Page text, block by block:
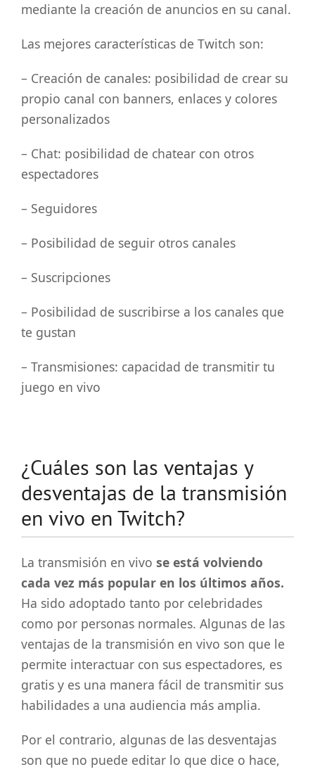
mediante la creación de anuncios en su canal.
Las mejores características de Twitch son:
– Creación de canales: posibilidad de crear su
propio canal con banners, enlaces y colores
personalizados
– Chat: posibilidad de chatear con otros
espectadores
– Seguidores
– Posibilidad de seguir otros canales
– Suscripciones
– Posibilidad de suscribirse a los canales que
te gustan
– Transmisiones: capacidad de transmitir tu
juego en vivo
¿Cuáles son las ventajas y
desventajas de la transmisión
en vivo en Twitch?
La transmisión en vivo se está volviendo
cada vez más popular en los últimos años.
Ha sido adoptado tanto por celebridades
como por personas normales. Algunas de las
ventajas de la transmisión en vivo son que le
permite interactuar con sus espectadores, es
gratis y es una manera fácil de transmitir sus
habilidades a una audiencia más amplia.
Por el contrario, algunas de las desventajas
son que no puede editar lo que dice o hace,